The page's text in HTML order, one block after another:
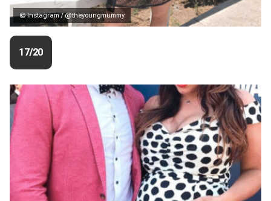
© Instagram / @theyoungmummy
17/20